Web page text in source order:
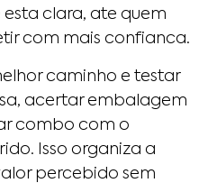
clara, ate quem
com mais confianca.
caminho e testar
acertar embalagem
combo com o
Isso organiza a
percebido sem